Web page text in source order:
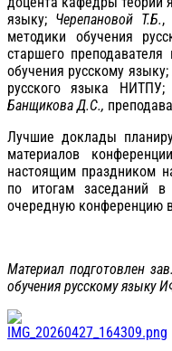
языку; Черепановой Т.Б.,
методики обучения
старшего
обучения русскому языку;
русского языка НИТПУ;
Банщикова Д.С.,
Лучшие доклады
материалов
настоящим праздником
по итогам заседаний
очередную конференцию
Материал подготовлен
обучения русскому языку